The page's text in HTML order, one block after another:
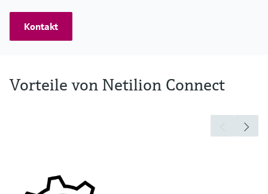
Kontakt
Vorteile von Netilion Connect